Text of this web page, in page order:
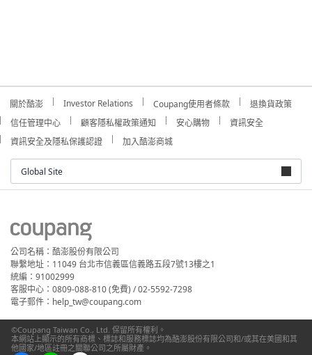
關於酷澎 Investor Relations Coupang使用者條款
退換貨政策
信任管理中心
顧客隱私權政策通知 安心購物
資訊安全
資訊安全及隱私保護認證
加入酷澎商城
Global Site
公司名稱：酷澎股份有限公司
聯繫地址：11049 台北市信義區信義路五段7號13樓之1
統編：91002999
客服中心：0809-088-810 (免費) / 02-5592-7298
電子郵件：help_tw@coupang.com
©Coupang Taiwan Co., Ltd. 保留所有權利。
本網站上顯示的所有商標、標誌和服務標誌均為酷澎股份有限公司和/或其在美國和其
他國家/地區註冊之關聯公司之所屬財產。